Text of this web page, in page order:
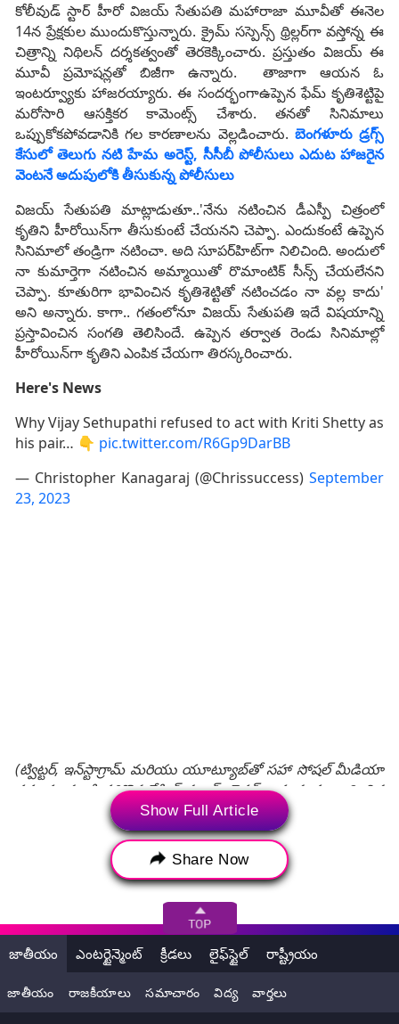
కోలీవుడ్‌ స్టార్‌ హీరో విజయ్ సేతుపతి మహారాజా మూవీతో ఈనెల
14న ప్రేక్షకుల ముందుకొస్తున్నారు. క్రైమ్‌ సస్పెన్స్‌ థ్రిల్లర్‌గా వస్తోన్న ఈ
చిత్రాన్ని నిథిలన్‌ దర్శకత్వంతో తెరకెక్కించారు. ప్రస్తుతం విజయ్ ఈ
మూవీ ప్రమోషన్లతో బిజీగా ఉన్నారు. తాజాగా ఆయన ఓ
ఇంటర్వ్యూకు హాజరయ్యారు. ఈ సందర్భంగాఉప్పెన ఫేమ్‌ కృతిశెట్టిపై
మరోసారి ఆసక్తికర కామెంట్స్ చేశారు. తనతో సినిమాలు
ఒప్పుకోకపోవడానికి గల కారణాలను వెల్లడించారు. బెంగళూరు డ్రగ్స్‌
కేసులో తెలుగు నటి హేమ అరెస్ట్, సీసీబీ పోలీసులు ఎదుట హాజరైన
వెంటనే అదుపులోకి తీసుకున్న పోలీసులు
విజయ్ సేతుపతి మాట్లాడుతూ..'నేను నటించిన డీఎస్పీ చిత్రంలో
కృతిని హీరోయిన్‌గా తీసుకుంటే చేయనని చెప్పా. ఎందుకంటే ఉప్పెన
సినిమాలో తండ్రిగా నటించా. అది సూపర్‌హిట్‌గా నిలిచింది. అందులో
నా కుమార్తెగా నటించిన అమ్మాయితో రొమాంటిక్‌ సీన్స్‌ చేయలేనని
చెప్పా. కూతురిగా భావించిన కృతిశెట్టితో నటించడం నా వల్ల కాదు'
అని అన్నారు. కాగా.. గతంలోనూ విజయ్‌ సేతుపతి ఇదే విషయాన్ని
ప్రస్తావించిన సంగతి తెలిసిందే. ఉప్పెన తర్వాత రెండు సినిమాల్లో
హీరోయిన్‌గా కృతిని ఎంపిక చేయగా తిరస్కరించారు.
Here's News
Why Vijay Sethupathi refused to act with Kriti Shetty as
his pair… 👇 pic.twitter.com/R6Gp9DarBB
— Christopher Kanagaraj (@Chrissuccess) September
23, 2023
(ట్విట్టర్, ఇన్‌స్టాగ్రామ్ మరియు యూట్యూబ్‌తో సహా సోషల్ మీడియా
ప్రపంచం నుండి సరికొత్త బ్రేకింగ్ న్యూస్, వైరల్ వార్తలకు సంబంధించిన
సమాచారం సోషల్ మీడియా మీకు అందిస్తోంది. పై పోస్ట్ యూజర్
యొక్క సోషల్ మీడియా ఖాతా నుండి నేరుగా పొందుపరచడం
జరిగింది. లేటెస్ట్‌లీ సిబ్బంది ఈ కంటెంట్ బాడీని సవరించలేదు లేదా
సవరించకపోవచ్చు. సోషల్ మీడియా పోస్ట్‌లో కనిపించే అభిప్రాయాలు
మరియు వాస్తవాలు లేటెస్ట్‌లీ అభిప్రాయాలను ప్రతిబింబించవు, అలాగే
లేటెస్ట్‌లీ దీనికి ఎటువంటి బాధ్యత వహించదు.)
Father kriti shetty Uppena Movie
Vijay Sethupathi ఉప్పెన ఫేమ్‌ కృతిశెట్టి
Show Full Article
Share Now
జాతీయం ఎంటర్టైన్మెంట్ క్రీడలు లైఫ్‌స్టైల్ రాష్ట్రీయం
జాతీయం రాజకీయాలు సమాచారం విద్య వార్తలు